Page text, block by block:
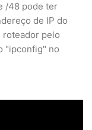
/48 pode ter
de IP do
roteador pelo
"ipconfig" no